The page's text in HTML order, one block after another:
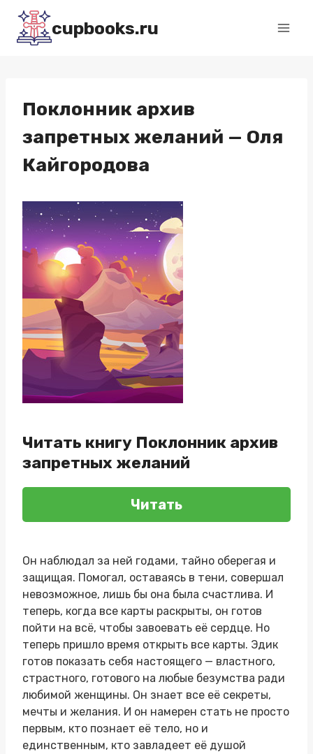
Перейти
содержимому
cupbooks.ru
Поклонник архив
запретных желаний — Оля
Кайгородова
Читать книгу Поклонник архив
запретных желаний
Читать
Он наблюдал за ней годами, тайно оберегая и
защищая. Помогал, оставаясь в тени, совершал
невозможное, лишь бы она была счастлива. И
теперь, когда все карты раскрыты, он готов
пойти на всё, чтобы завоевать её сердце. Но
теперь пришло время открыть все карты. Эдик
готов показать себя настоящего — властного,
страстного, готового на любые безумства ради
любимой женщины. Он знает все её секреты,
мечты и желания. И он намерен стать не просто
первым, кто познает её тело, но и
единственным, кто завладеет её душой